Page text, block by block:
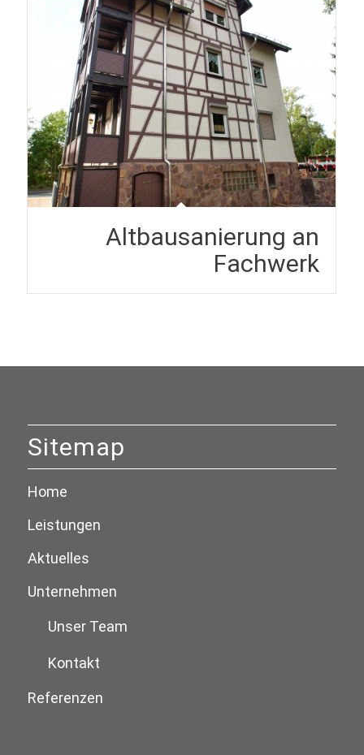
Altbausanierung an
Fachwerk
Sitemap
Home
Leistungen
Aktuelles
Unternehmen
Unser Team
Kontakt
Referenzen